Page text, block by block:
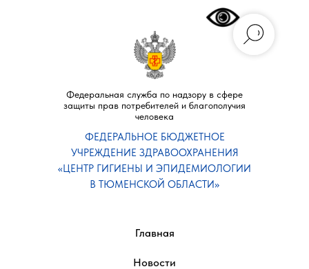
Федеральная служба по надзору в сфере
защиты прав потребителей и благополучия
человека
ФЕДЕРАЛЬНОЕ БЮДЖЕТНОЕ
УЧРЕЖДЕНИЕ ЗДРАВООХРАНЕНИЯ
«ЦЕНТР ГИГИЕНЫ И ЭПИДЕМИОЛОГИИ
В ТЮМЕНСКОЙ ОБЛАСТИ»
Главная
Новости